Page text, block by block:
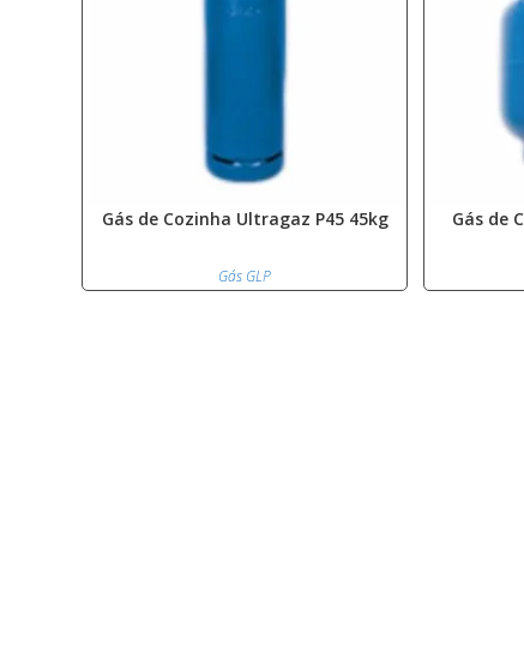
Gás de Cozinha Ultragaz P45 45kg
Gás GLP
Gás de